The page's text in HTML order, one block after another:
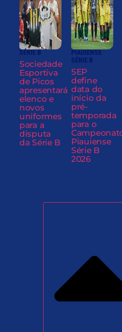
SÉRIE B
Sociedade
Esportiva
de Picos
apresentará
elenco e
novos
uniformes
para a
disputa
da Série B
PIAUIENSE
SÉRIE B
SEP
define
data do
início da
pré-
temporada
para o
Piauiense
Série B
2026